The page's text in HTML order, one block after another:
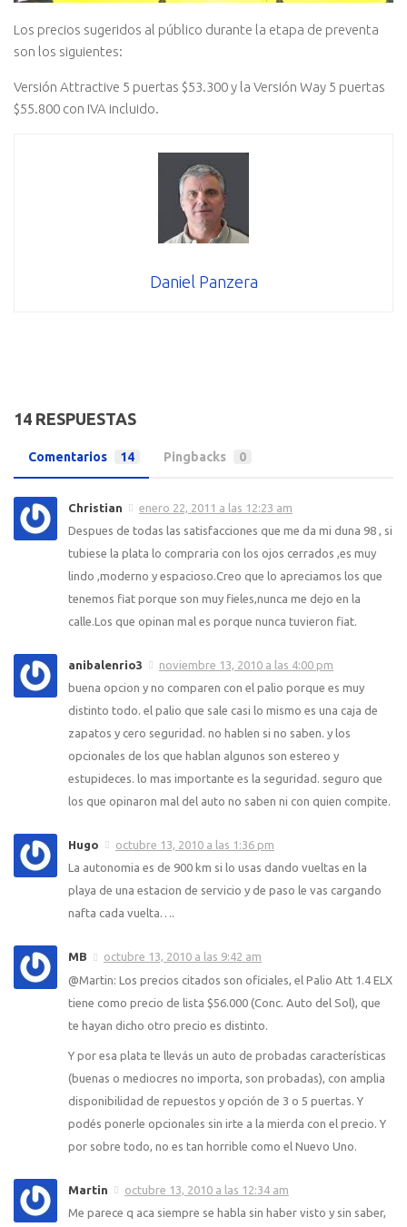
Los precios sugeridos al público durante la etapa de preventa
son los siguientes:
Versión Attractive 5 puertas $53.300 y la Versión Way 5 puertas
$55.800 con IVA incluido.
Daniel Panzera
14 RESPUESTAS
Comentarios 14 Pingbacks 0
Christian
enero 22, 2011 a las 12:23 am
Despues de todas las satisfacciones que me da mi duna 98 , si
tubiese la plata lo compraria con los ojos cerrados ,es muy
lindo ,moderno y espacioso.Creo que lo apreciamos los que
tenemos fiat porque son muy fieles,nunca me dejo en la
calle.Los que opinan mal es porque nunca tuvieron fiat.
anibalenrio3
noviembre 13, 2010 a las 4:00 pm
buena opcion y no comparen con el palio porque es muy
distinto todo. el palio que sale casi lo mismo es una caja de
zapatos y cero seguridad. no hablen si no saben. y los
opcionales de los que hablan algunos son estereo y
estupideces. lo mas importante es la seguridad. seguro que
los que opinaron mal del auto no saben ni con quien compite.
Hugo
octubre 13, 2010 a las 1:36 pm
La autonomia es de 900 km si lo usas dando vueltas en la
playa de una estacion de servicio y de paso le vas cargando
nafta cada vuelta….
MB
octubre 13, 2010 a las 9:42 am
@Martin: Los precios citados son oficiales, el Palio Att 1.4 ELX
tiene como precio de lista $56.000 (Conc. Auto del Sol), que
te hayan dicho otro precio es distinto.
Y por esa plata te llevás un auto de probadas características
(buenas o mediocres no importa, son probadas), con amplia
disponibilidad de repuestos y opción de 3 o 5 puertas. Y
podés ponerle opcionales sin irte a la mierda con el precio. Y
por sobre todo, no es tan horrible como el Nuevo Uno.
Martin
octubre 13, 2010 a las 12:34 am
Me parece q aca siempre se habla sin haber visto y sin saber,